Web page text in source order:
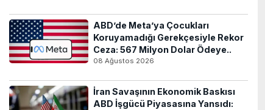
ABD’de Meta’ya Çocukları
Koruyamadığı Gerekçesiyle Rekor
Ceza: 567 Milyon Dolar Ödeye..
08 Ağustos 2026
İran Savaşının Ekonomik Baskısı
ABD İşgücü Piyasasına Yansıdı: